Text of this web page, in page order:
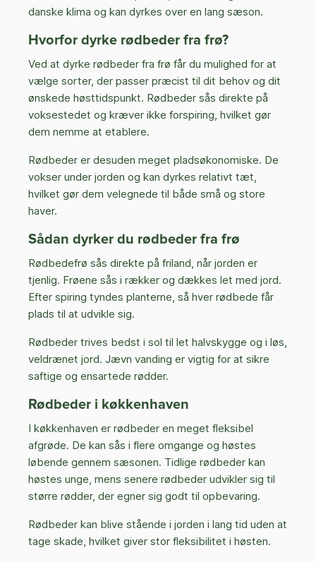
danske klima og kan dyrkes over en lang sæson.
Hvorfor dyrke rødbeder fra frø?
Ved at dyrke rødbeder fra frø får du mulighed for at
vælge sorter, der passer præcist til dit behov og dit
ønskede høsttidspunkt. Rødbeder sås direkte på
voksestedet og kræver ikke forspiring, hvilket gør
dem nemme at etablere.
Rødbeder er desuden meget pladsøkonomiske. De
vokser under jorden og kan dyrkes relativt tæt,
hvilket gør dem velegnede til både små og store
haver.
Sådan dyrker du rødbeder fra frø
Rødbedefrø sås direkte på friland, når jorden er
tjenlig. Frøene sås i rækker og dækkes let med jord.
Efter spiring tyndes planterne, så hver rødbede får
plads til at udvikle sig.
Rødbeder trives bedst i sol til let halvskygge og i løs,
veldrænet jord. Jævn vanding er vigtig for at sikre
saftige og ensartede rødder.
Rødbeder i køkkenhaven
I køkkenhaven er rødbeder en meget fleksibel
afgrøde. De kan sås i flere omgange og høstes
løbende gennem sæsonen. Tidlige rødbeder kan
høstes unge, mens senere rødbeder udvikler sig til
større rødder, der egner sig godt til opbevaring.
Rødbeder kan blive stående i jorden i lang tid uden at
tage skade, hvilket giver stor fleksibilitet i høsten.